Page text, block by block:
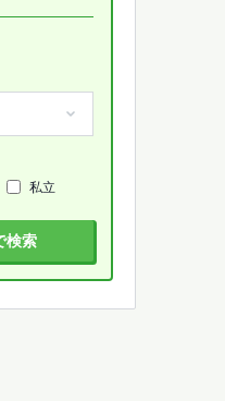
私立
検索